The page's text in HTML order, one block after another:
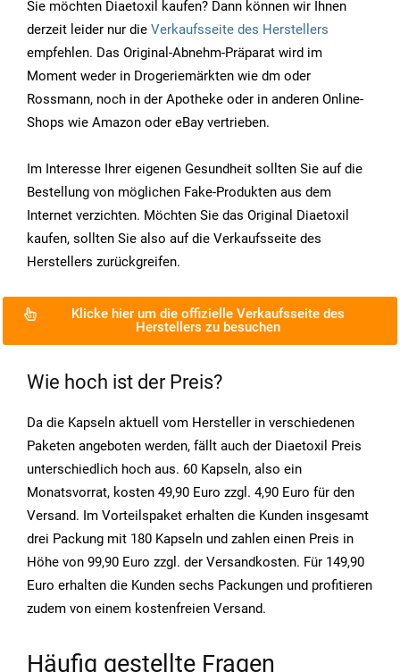
Sie möchten Diaetoxil kaufen? Dann können wir Ihnen
derzeit leider nur die Verkaufsseite des Herstellers
empfehlen. Das Original-Abnehm-Präparat wird im
Moment weder in Drogeriemärkten wie dm oder
Rossmann, noch in der Apotheke oder in anderen Online-
Shops wie Amazon oder eBay vertrieben.
Im Interesse Ihrer eigenen Gesundheit sollten Sie auf die
Bestellung von möglichen Fake-Produkten aus dem
Internet verzichten. Möchten Sie das Original Diaetoxil
kaufen, sollten Sie also auf die Verkaufsseite des
Herstellers zurückgreifen.
Klicke hier um die offizielle Verkaufsseite des
Herstellers zu besuchen
Wie hoch ist der Preis?
Da die Kapseln aktuell vom Hersteller in verschiedenen
Paketen angeboten werden, fällt auch der Diaetoxil Preis
unterschiedlich hoch aus. 60 Kapseln, also ein
Monatsvorrat, kosten 49,90 Euro zzgl. 4,90 Euro für den
Versand. Im Vorteilspaket erhalten die Kunden insgesamt
drei Packung mit 180 Kapseln und zahlen einen Preis in
Höhe von 99,90 Euro zzgl. der Versandkosten. Für 149,90
Euro erhalten die Kunden sechs Packungen und profitieren
zudem von einem kostenfreien Versand.
Häufig gestellte Fragen